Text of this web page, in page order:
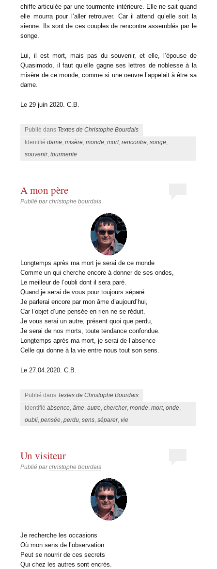
chiffe articulée par une tourmente intérieure. Elle ne sait quand
elle mourra pour l’aller retrouver. Car il attend qu’elle soit la
sienne. Ils sont de ces couples de rencontre assemblés par le
songe.
Lui, il est mort, mais pas du souvenir, et elle, l’épouse de
Quasimodo, il faut qu’elle gagne ses lettres de noblesse à la
misère de ce monde, comme si une oeuvre l’appelait à être sa
dame.
Le 29 juin 2020. C.B.
Publié dans Textes de Christophe Bourdais
Identifiédame ,misère ,monde ,mort,rencontre ,songe
souvenir,tourmente
A mon père
Publié parchristophe bourdais
Longtemps après ma mort je serai de ce monde
Comme un qui cherche encore à donner de ses ondes,
Le meilleur de l’oubli dont il sera paré.
Quand je serai de vous pour toujours séparé
Je parlerai encore par mon âme d’aujourd’hui,
Car l’objet d’une pensée en rien ne se réduit.
Je vous serai un autre, présent quoi que perdu,
Je serai de nos morts, toute tendance confondue.
Longtemps après ma mort, je serai de l’absence
Celle qui donne à la vie entre nous tout son sens.
Le 27.04.2020. C.B.
Publié dans Textes de Christophe Bourdais
Identifiéabsence ,âme ,autre ,chercher,monde ,mort,onde
oubli ,pensée ,perdu ,sens ,séparer,vie
Un visiteur
Publié parchristophe bourdais
Je recherche les occasions
Où mon sens de l’observation
Peut se nourrir de ces secrets
Qui chez les autres sont encrés.